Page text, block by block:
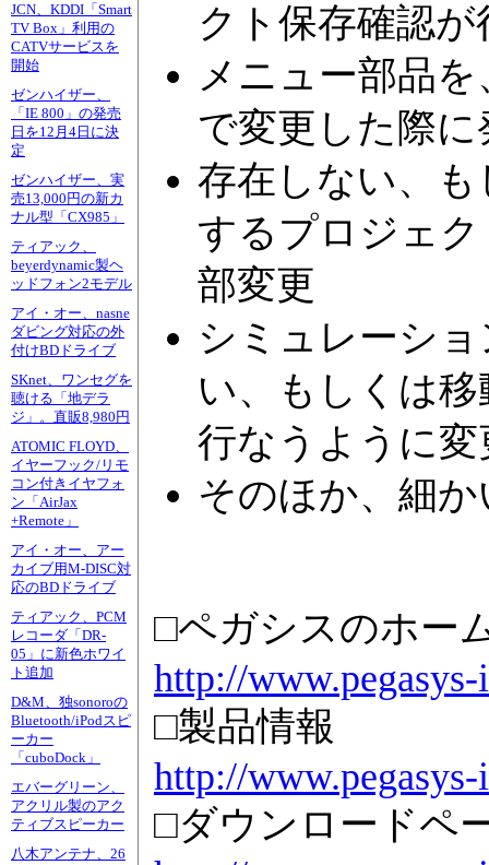
JCN、KDDI「Smart
TV Box」利用の
CATVサービスを
開始
ゼンハイザー、
「IE 800」の発売
日を12月4日に決
定
ゼンハイザー、実
売13,000円の新カ
ナル型「CX985」
ティアック、
beyerdynamic製ヘ
ッドフォン2モデル
アイ・オー、nasne
ダビング対応の外
付けBDドライブ
SKnet、ワンセグを
聴ける「地デラ
ジ」。直販8,980円
ATOMIC FLOYD、
イヤーフック/リモ
コン付きイヤフォ
ン「AirJax
+Remote」
アイ・オー、アー
カイブ用M-DISC対
応のBDドライブ
ティアック、PCM
レコーダ「DR-
05」に新色ホワイ
ト追加
D&M、独sonoroの
Bluetooth/iPodスピ
ーカー
「cuboDock」
エバーグリーン、
アクリル製のアク
ティブスピーカー
八木アンテナ、26
クト保存確認
メニュー部品
で変更した際
存在しない、
するプロジェ
部変更
シミュレーシ
い、もしくは
行なうように変
そのほか、細か
□ペガシスのホー
http://
□製品情報
http://
□ダウンロードペ